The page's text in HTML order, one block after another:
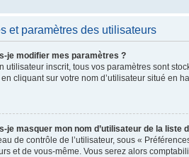
et paramètres des utilisateurs
je modifier mes paramètres ?
utilisateur inscrit, tous vos paramètres sont
cliquant sur votre nom d’utilisateur situé en
je masquer mon nom d’utilisateur de la liste
de contrôle de l’utilisateur, sous «
et de vous-même. Vous serez alors